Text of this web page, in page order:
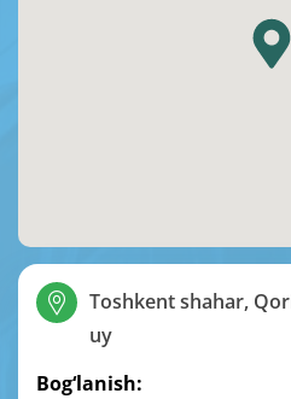
Toshkent shahar,
uy
Bog‘lanish: